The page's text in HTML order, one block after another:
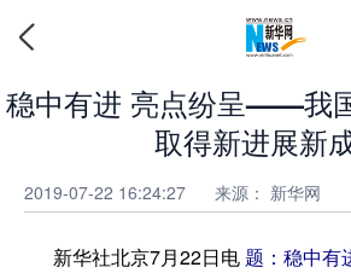
稳中有进 亮点纷呈——我
取得新进展新
2019-07-22 16:24:27 来源： 新华网
新华社北京7月22日电题：稳中